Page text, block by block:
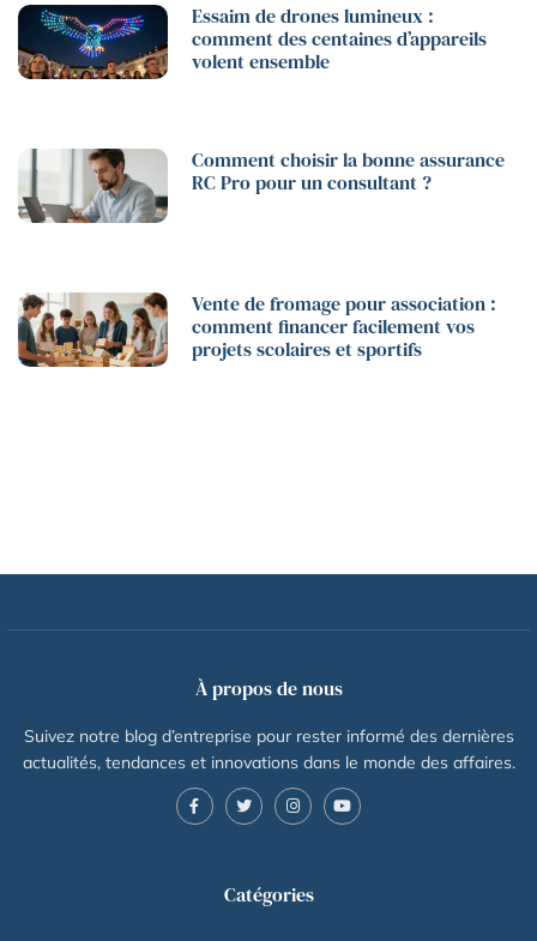
Essaim de drones lumineux :
comment des centaines d’appareils
volent ensemble
Comment choisir la bonne assurance
RC Pro pour un consultant ?
Vente de fromage pour association :
comment financer facilement vos
projets scolaires et sportifs
À propos de nous
Suivez notre blog d’entreprise pour rester informé des dernières
actualités, tendances et innovations dans le monde des affaires.
Catégories